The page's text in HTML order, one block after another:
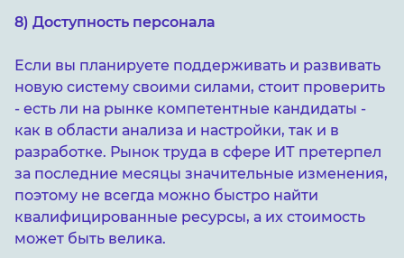
8) Доступность персонала
Если вы планируете поддерживать и развивать
новую систему своими силами, стоит проверить
- есть ли на рынке компетентные кандидаты -
как в области анализа и настройки, так и в
разработке. Рынок труда в сфере ИТ претерпел
за последние месяцы значительные изменения,
поэтому не всегда можно быстро найти
квалифицированные ресурсы, а их стоимость
может быть велика.